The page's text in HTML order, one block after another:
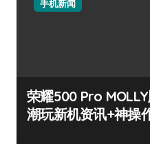
手机新闻
荣耀500 Pro MOLLY
潮玩新机资讯+神操